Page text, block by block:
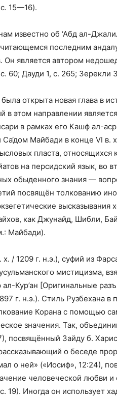
15—16).
известно об ‘Абд ал-
последним
является автором
60; Дауди 1, с. 265; Зерекли
открыта новая глава в
этом направлении
в рамках его Кашф ал-
Майбади в конце VI в.
пласта, относящихся
на персидский язык, во
обыденного знания —
посвящён толкованию
высказывания
как Джунайд, Шибли,
Майбади).
/ 1209 г. н.э.), суфий из
мистицизма,
ал-Кур’ан [Оригинальные
г. н.э.). Стиль Рузбехана в
Корана с помощью
значения. Так,
посвящённый Зайду б.
о беседе
о ней» («Иосиф», 12:24),
человеческой любви и
19). Иногда он использует